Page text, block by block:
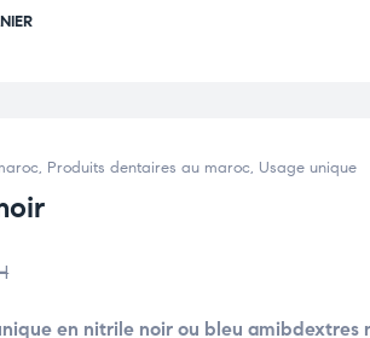
, Produits dentaires au maroc, Usage unique
en nitrile noir ou bleu amibdextres